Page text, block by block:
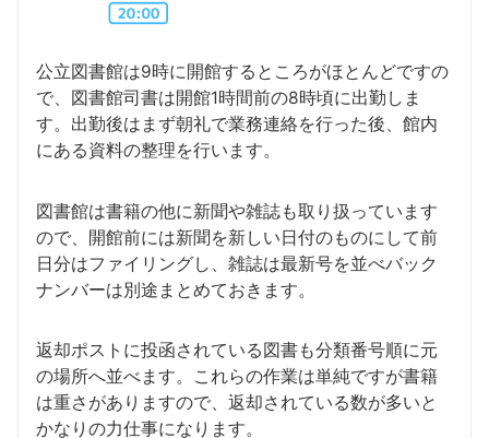
公立図書館は9時に開館するところがほとんどですの
で、図書館司書は開館1時間前の8時頃に出勤しま
す。出勤後はまず朝礼で業務連絡を行った後、館内
にある資料の整理を行います。
図書館は書籍の他に新聞や雑誌も取り扱っています
ので、開館前には新聞を新しい日付のものにして前
日分はファイリングし、雑誌は最新号を並べバック
ナンバーは別途まとめておきます。
返却ポストに投函されている図書も分類番号順に元
の場所へ並べます。これらの作業は単純ですが書籍
は重さがありますので、返却されている数が多いと
かなりの力仕事になります。